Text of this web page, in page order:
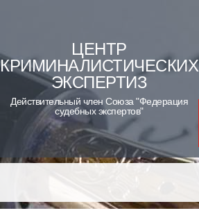
content
ЦЕНТР
КРИМИНАЛИСТИЧЕСКИХ
ЭКСПЕРТИЗ
Действительный член Союза "Федерация
судебных экспертов"